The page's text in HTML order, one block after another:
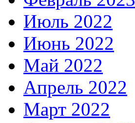
Июль 2022
Июнь 2022
Май 2022
Апрель 2022
Март 2022